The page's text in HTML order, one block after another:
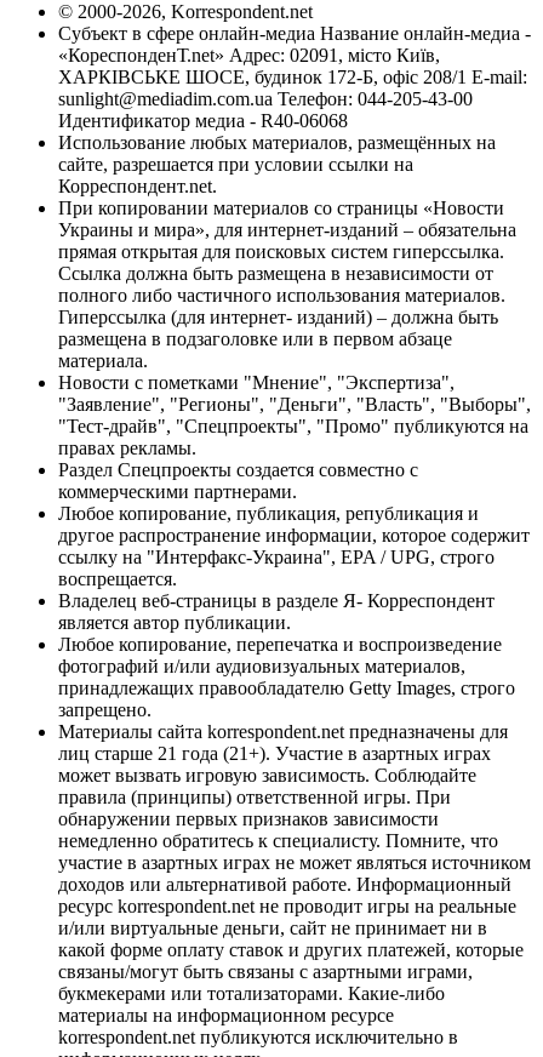
© 2000-2026, Korrespondent.net
Субъект в сфере онлайн-медиа Название онлайн-медиа -
«КореспонденТ.net» Адрес: 02091, місто Київ,
ХАРКІВСЬКЕ ШОСЕ, будинок 172-Б, офіс 208/1 E-mail:
sunlight@mediadim.com.ua Телефон: 044-205-43-00
Идентификатор медиа - R40-06068
Использование любых материалов, размещённых на
сайте, разрешается при условии ссылки на
Корреспондент.net.
При копировании материалов со страницы «Новости
Украины и мира», для интернет-изданий – обязательна
прямая открытая для поисковых систем гиперссылка.
Ссылка должна быть размещена в независимости от
полного либо частичного использования материалов.
Гиперссылка (для интернет- изданий) – должна быть
размещена в подзаголовке или в первом абзаце
материала.
Новости с пометками "Мнение", "Экспертиза",
"Заявление", "Регионы", "Деньги", "Власть", "Выборы",
"Тест-драйв", "Спецпроекты", "Промо" публикуются на
правах рекламы.
Раздел Спецпроекты создается совместно с
коммерческими партнерами.
Любое копирование, публикация, републикация и
другое распространение информации, которое содержит
ссылку на "Интерфакс-Украина", EPA / UPG, строго
воспрещается.
Владелец веб-страницы в разделе Я- Корреспондент
является автор публикации.
Любое копирование, перепечатка и воспроизведение
фотографий и/или аудиовизуальных материалов,
принадлежащих правообладателю Getty Images, строго
запрещено.
Материалы сайта korrespondent.net предназначены для
лиц старше 21 года (21+). Участие в азартных играх
может вызвать игровую зависимость. Соблюдайте
правила (принципы) ответственной игры. При
обнаружении первых признаков зависимости
немедленно обратитесь к специалисту. Помните, что
участие в азартных играх не может являться источником
доходов или альтернативой работе. Информационный
ресурс korrespondent.net не проводит игры на реальные
и/или виртуальные деньги, сайт не принимает ни в
какой форме оплату ставок и других платежей, которые
связаны/могут быть связаны с азартными играми,
букмекерами или тотализаторами. Какие-либо
материалы на информационном ресурсе
korrespondent.net публикуются исключительно в